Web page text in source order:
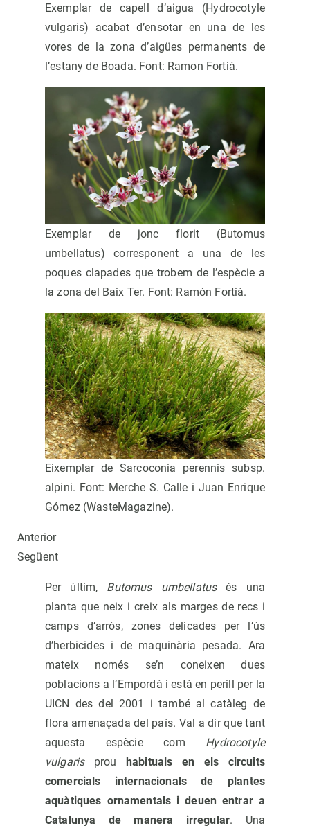
Exemplar de capell d’aigua (Hydrocotyle
vulgaris) acabat d’ensotar en una de les
vores de la zona d’aigües permanents de
l’estany de Boada. Font: Ramon Fortià.
Exemplar de jonc florit (Butomus
umbellatus) corresponent a una de les
poques clapades que trobem de l’espècie a
la zona del Baix Ter. Font: Ramón Fortià.
Eixemplar de Sarcoconia perennis subsp.
alpini. Font: Merche S. Calle i Juan Enrique
Gómez (WasteMagazine).
Anterior
Següent
Per últim, Butomus umbellatusés una
planta que neix i creix als marges de recs i
camps d’arròs, zones delicades per l’ús
d’herbicides i de maquinària pesada. Ara
mateix només se’n coneixen dues
poblacions a l’Empordà i està en perill per la
UICN des del 2001 i també al catàleg de
flora amenaçada del país. Val a dir que tant
aquesta espècie com Hydrocotyle
vulgarisprou
habituals en els circuits
comercials internacionals de plantes
aquàtiques ornamentals i deuen entrar a
Catalunya de manera irregular. Una